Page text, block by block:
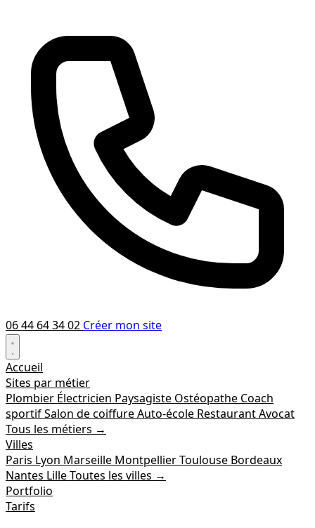
06 44 64 34 02 Créer mon site
Accueil
Sites par métier
Plombier Électricien Paysagiste Ostéopathe Coach
sportifSalon de coiffureAuto-école RestaurantAvocat
Tous les métiers →
Villes
Paris Lyon Marseille MontpellierToulouse Bordeaux
Nantes LilleToutes les villes →
Portfolio
Tarifs